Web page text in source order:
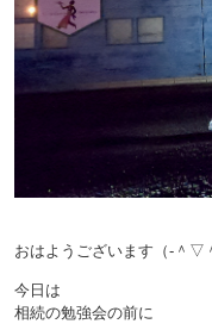
おはようございます（‐＾▽＾
今日は
相続の勉強会の前に